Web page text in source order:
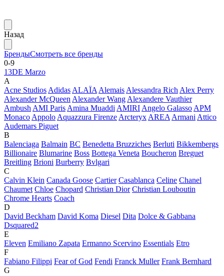
Назад
БрендыСмотреть все бренды
0-9
13DE Marzo
A
Acne StudiosAdidasALAÏAAlemaisAlessandra RichAlex Perry
Alexander McQueenAlexander WangAlexandere Vauthier
AmbushAMI ParisAmina MuaddiAMIRIAngelo GalassoAPM
MonacoAppoloAquazzura FirenzeArcteryxAREAArmaniAttico
Audemars Piguet
B
Balenciaga Balmain BC Benedetta Bruzziches Berluti Bikkembergs
Billionaire Blumarine Boss Bottega Veneta Boucheron Breguet
Breitling Brioni Burberry Bvlgari
C
Calvin Klein Canada Goose Cartier Casablanca Celine Chanel
Chaumet Chloe Chopard Christian Dior Christian Louboutin
Chrome Hearts Coach
D
David Beckham David Koma Diesel Dita Dolce & Gabbana
Dsquared2
E
Eleven Emiliano Zapata Ermanno Scervino Essentials Etro
F
Fabiano Filippi Fear of God Fendi Franck Muller Frank Bernhard
G